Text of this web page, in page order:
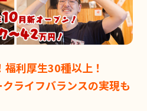
利厚生30種以上！
ライフバランスの実現も